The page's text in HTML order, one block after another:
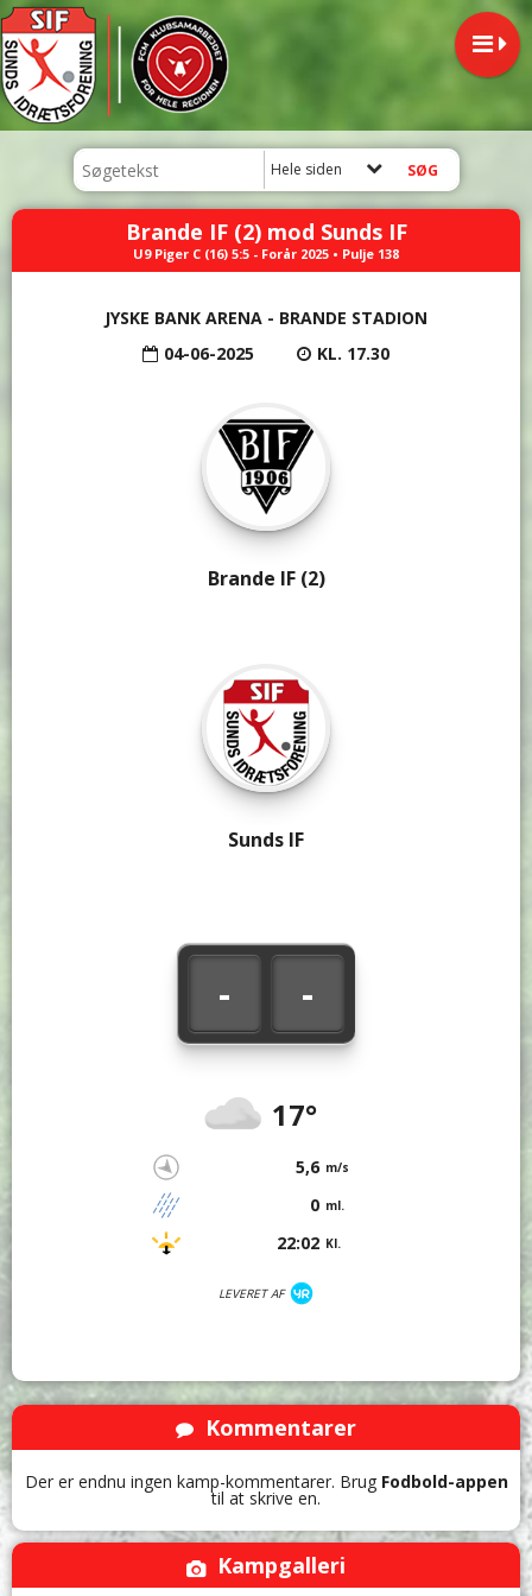
Hele siden
Brande IF (2) mod Sunds IF
U9 Piger C (16) 5:5 - Forår 2025 • Pulje 138
JYSKE BANK ARENA - BRANDE STADION
04-06-2025
KL. 17.30
Brande IF (2)
- -
17°
5,6 m/s
0 ml.
22:02 Kl.
LEVERET AF
Sunds IF
Kommentarer
Der er endnu ingen kamp-kommentarer. Brug Fodbold-appen
til at skrive en.
Kampgalleri